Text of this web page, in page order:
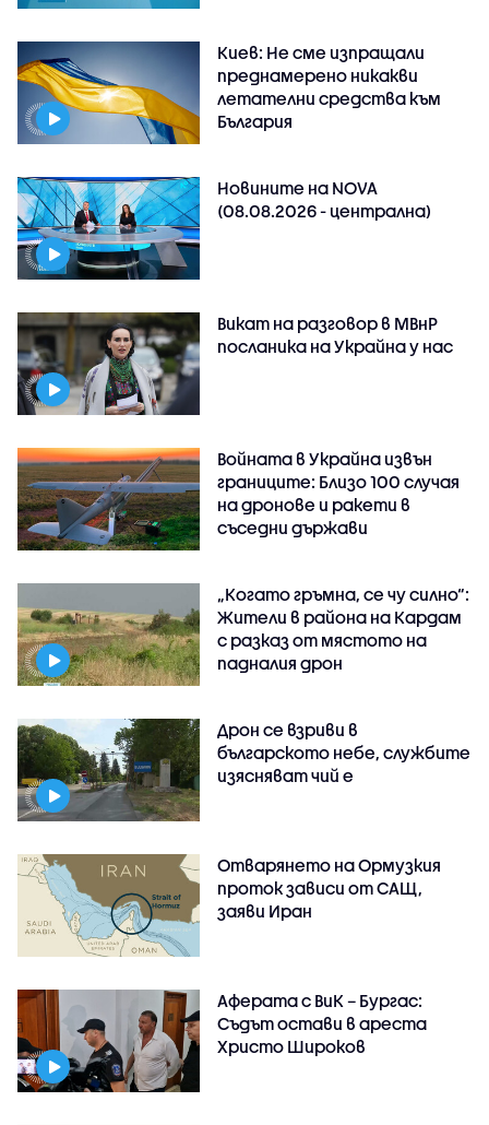
Киев: Не сме изпращали
преднамерено никакви
летателни средства към
България
Новините на NOVA
(08.08.2026 - централна)
Викат на разговор в МВнР
посланика на Украйна у нас
Войната в Украйна извън
границите: Близо 100 случая
на дронове и ракети в
съседни държави
„Когато гръмна, се чу силно“:
Жители в района на Кардам
с разказ от мястото на
падналия дрон
Дрон се взриви в
българското небе, службите
изясняват чий е
Отварянето на Ормузкия
проток зависи от САЩ,
заяви Иран
Аферата с ВиК – Бургас:
Съдът остави в ареста
Христо Широков